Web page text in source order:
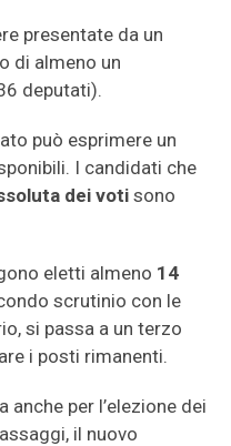
presentate da un
di almeno un
deputati).
può esprimere un
I candidati che
dei voti sono
eletti almeno 14
scrutinio con le
si passa a un terzo
i posti rimanenti.
per l’elezione dei
il nuovo